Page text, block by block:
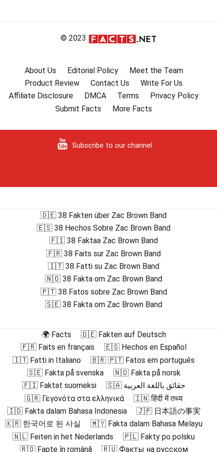
© 2023
About Us Editorial Policy
Meet the Team
Product Review
Contact Us
Write For Us
Affiliate Disclosure
DMCA Terms
Privacy Policy
Submit Facts
More Facts
Subscribe to our channel
🇩🇪 38 Fakten über Zac Brown Band
🇪🇸 38 Hechos Sobre Zac Brown Band
🇫🇮 38 Faktaa Zac Brown Band
🇫🇷 38 Faits sur Zac Brown Band
🇮🇹 38 Fatti su Zac Brown Band
🇳🇴 38 Fakta om Zac Brown Band
🇵🇹 38 Fatos sobre Zac Brown Band
🇸🇪 38 Fakta om Zac Brown Band
🌍 Facts
🇩🇪 Fakten auf Deutsch
🇫🇷 Faits en français
🇪🇸 Hechos en Español
🇮🇹 Fatti in Italiano
🇧🇷 🇵🇹 Fatos em português
🇸🇪 Fakta på svenska
🇳🇴 Fakta på norsk
🇫🇮 Faktat suomeksi
🇸🇦 حقائق باللغة العربية
🇬🇷 Γεγονότα στα ελληνικά
🇮🇳 हिंदी में तथ्य
🇮🇩 Fakta dalam Bahasa Indonesia
🇯🇵 日本語の事実
🇰🇷 한국어로 된 사실
🇲🇾 Fakta dalam Bahasa Melayu
🇳🇱 Feiten in het Nederlands
🇵🇱 Fakty po polsku
🇷🇴 Fapte în română
🇷🇺 Факты на русском